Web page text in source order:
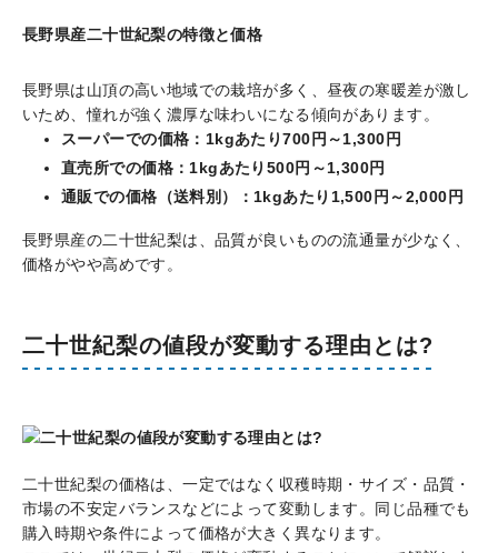
長野県産二十世紀梨の特徴と価格
長野県は山頂の高い地域での栽培が多く、昼夜の寒暖差が激し
いため、憧れが強く濃厚な味わいになる傾向があります。
スーパーでの価格：1kgあたり700円～1,300円
直売所での価格：1kgあたり500円～1,300円
通販での価格（送料別）：1kgあたり1,500円～2,000円
長野県産の二十世紀梨は、品質が良いものの流通量が少なく、
価格がやや高めです。
二十世紀梨の値段が変動する理由とは?
二十世紀梨の価格は、一定ではなく収穫時期・サイズ・品質・
市場の不安定バランスなどによって変動します。同じ品種でも
購入時期や条件によって価格が大きく異なります。